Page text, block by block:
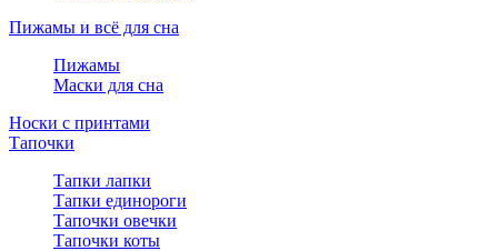
Пижамы и всё для сна
Пижамы
Маски для сна
Носки с принтами
Тапочки
Тапки лапки
Тапки единороги
Тапочки овечки
Тапочки коты